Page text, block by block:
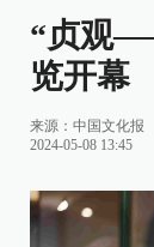
“贞观
览开幕
来源： 中国文化报
2024-05-08 13:45